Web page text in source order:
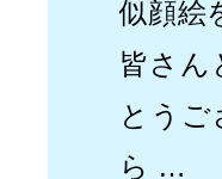
似顔絵
皆さん
とうご
ら …